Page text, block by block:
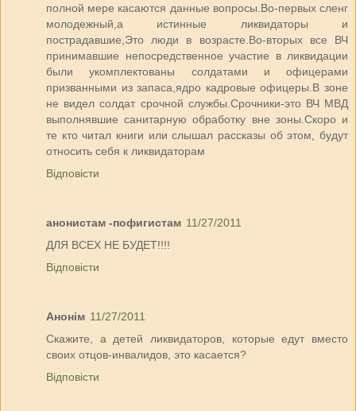
полной мере касаются данные вопросы.Во-первых сленг
молодежный,а истинные ликвидаторы и
пострадавшие,Это люди в возрасте.Во-вторых все ВЧ
принимавшие непосредственное участие в ликвидации
были укомплектованы солдатами и офицерами
призванными из запаса,ядро кадровые офицеры.В зоне
не видел солдат срочной службы.Срочники-это ВЧ МВД
выполнявшие санитарную обработку вне зоны.Скоро и
те кто читал книги или слышал рассказы об этом, будут
относить себя к ликвидаторам
Відповісти
анонистам -пофигистам 11/27/2011
ДЛЯ ВСЕХ НЕ БУДЕТ!!!!
Відповісти
Анонім 11/27/2011
Скажите, а детей ликвидаторов, которые едут вместо
своих отцов-инвалидов, это касается?
Відповісти